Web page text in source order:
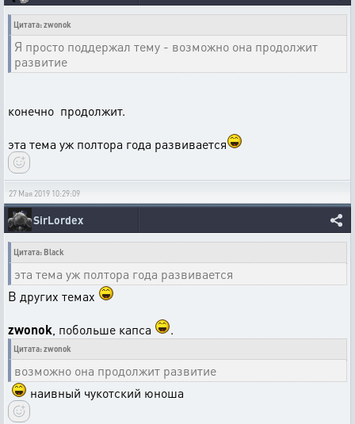
Цитата: zwonok
Я просто поддержал тему - возможно она продолжит
развитие
конечно продолжит.
эта тема уж полтора года развивается
27 Мая 2019 10:29:09
SirLordex
Цитата: Black
эта тема уж полтора года развивается
В других темах
zwonok , побольше капса .
Цитата: zwonok
возможно она продолжит развитие
наивный чукотский юноша